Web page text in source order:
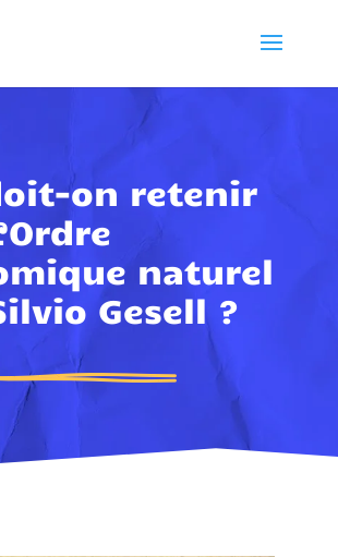
on retenir
naturel
Gesell ?